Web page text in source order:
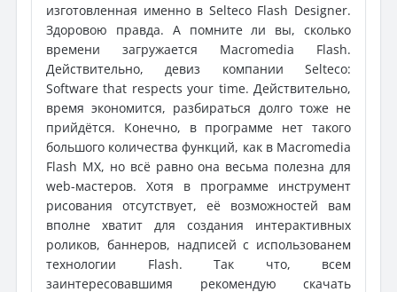
изготовленная именно в Selteco Flash Designer.
Здоровою правда. А помните ли вы, сколько
времени загружается Macromedia Flash.
Действительно, девиз компании Selteco:
Software that respects your time. Действительно,
время экономится, разбираться долго тоже не
прийдётся. Конечно, в программе нет такого
большого количества функций, как в Macromedia
Flash MX, но всё равно она весьма полезна для
web-мастеров. Хотя в программе инструмент
рисования отсутствует, её возможностей вам
вполне хватит для создания интерактивных
роликов, баннеров, надписей с использованем
технологии Flash. Так что, всем
заинтересовавшимя рекомендую скачать